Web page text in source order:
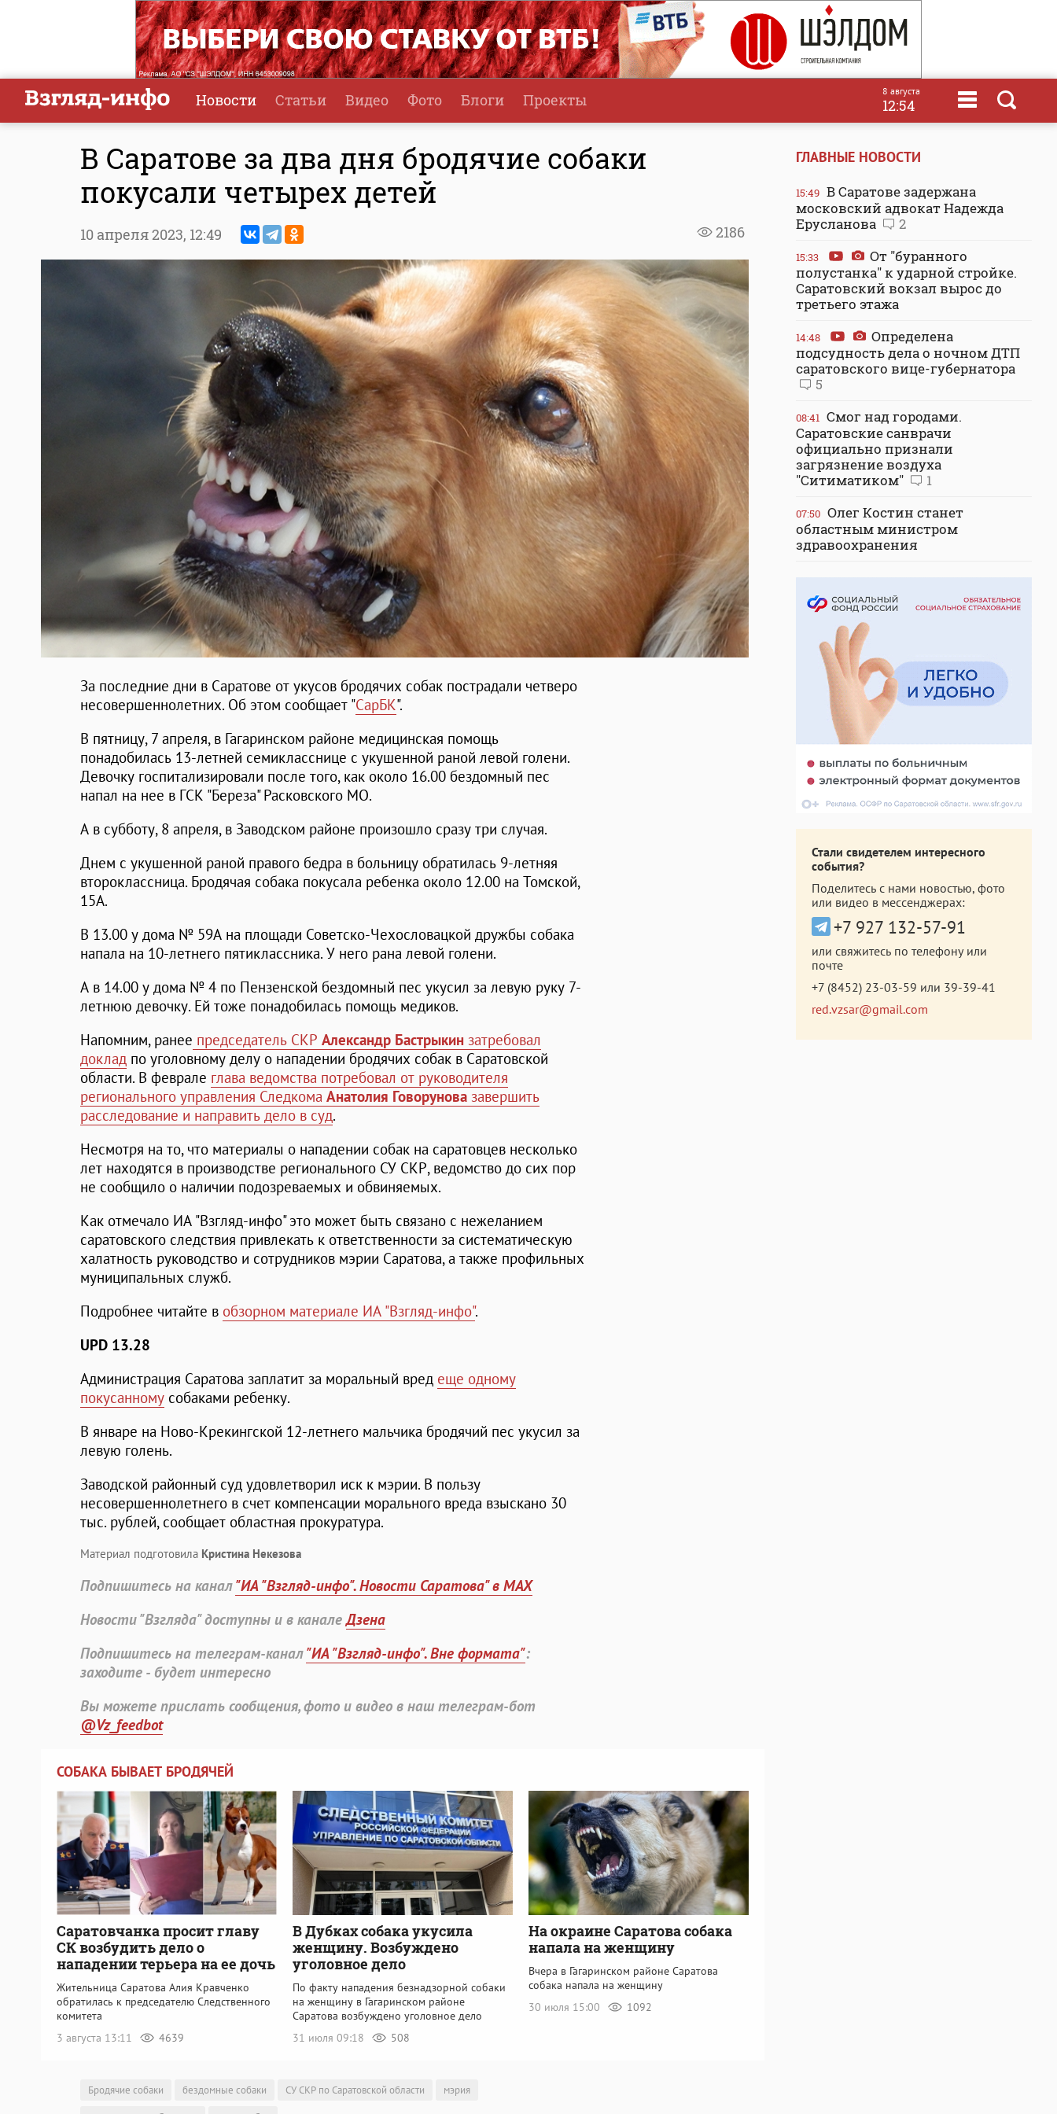
Новости Статьи Видео Фото Блоги Проекты 8 августа
12:54
В Саратове за два дня бродячие собаки
покусали четырех детей
2186
10 апреля 2023, 12:49
За последние дни в Саратове от укусов бродячих собак пострадали четверо
несовершеннолетних. Об этом сообщает "СарБК".
В пятницу, 7 апреля, в Гагаринском районе медицинская помощь
понадобилась 13-летней семикласснице с укушенной раной левой голени.
Девочку госпитализировали после того, как около 16.00 бездомный пес
напал на нее в ГСК "Береза" Расковского МО.
А в субботу, 8 апреля, в Заводском районе произошло сразу три случая.
Днем с укушенной раной правого бедра в больницу обратилась 9-летняя
второклассница. Бродячая собака покусала ребенка около 12.00 на Томской,
15А.
В 13.00 у дома № 59А на площади Советско-Чехословацкой дружбы собака
напала на 10-летнего пятиклассника. У него рана левой голени.
А в 14.00 у дома № 4 по Пензенской бездомный пес укусил за левую руку 7-
летнюю девочку. Ей тоже понадобилась помощь медиков.
Напомним, ранее председатель СКР Александр Бастрыкин затребовал
доклад по уголовному делу о нападении бродячих собак в Саратовской
области. В феврале глава ведомства потребовал от руководителя
регионального управления Следкома Анатолия Говорунова завершить
расследование и направить дело в суд.
Несмотря на то, что материалы о нападении собак на саратовцев несколько
лет находятся в производстве регионального СУ СКР, ведомство до сих пор
не сообщило о наличии подозреваемых и обвиняемых.
Как отмечало ИА "Взгляд-инфо" это может быть связано с нежеланием
саратовского следствия привлекать к ответственности за систематическую
халатность руководство и сотрудников мэрии Саратова, а также профильных
муниципальных служб.
Подробнее читайте в обзорном материале ИА "Взгляд-инфо".
UPD 13.28
Администрация Саратова заплатит за моральный вред еще одному
покусанному собаками ребенку.
В январе на Ново-Крекингской 12-летнего мальчика бродячий пес укусил за
левую голень.
Заводской районный суд удовлетворил иск к мэрии. В пользу
несовершеннолетнего в счет компенсации морального вреда взыскано 30
тыс. рублей, сообщает областная прокуратура.
Материал подготовила Кристина Некезова
Подпишитесь на канал"ИА "Взгляд-инфо". Новости Саратова" в MAX
Новости "Взгляда" доступны и в каналеДзена
Подпишитесь на телеграм-канал"ИА "Взгляд-инфо". Вне формата":
заходите - будет интересно
Вы можете прислать сообщения, фото и видео в наш телеграм-бот
@Vz_feedbot
СОБАКА БЫВАЕТ БРОДЯЧЕЙ
Саратовчанка просит главу
СК возбудить дело о
нападении терьера на ее дочь
Жительница Саратова Алия Кравченко
обратилась к председателю Следственного
комитета
3 августа 13:11
4639
В Дубках собака укусила
женщину. Возбуждено
уголовное дело
По факту нападения безнадзорной собаки
на женщину в Гагаринском районе
Саратова возбуждено уголовное дело
31 июля 09:18
508
На окраине Саратова собака
напала на женщину
Вчера в Гагаринском районе Саратова
собака напала на женщину
30 июля 15:00
1092
Бродячие собаки бездомные собаки СУ СКР по Саратовской области
мэрия
ГЛАВНЫЕ НОВОСТИ
15:49 В Саратове задержана
московский адвокат Надежда
Ерусланова
2
15:33
От "буранного
полустанка" к ударной стройке.
Саратовский вокзал вырос до
третьего этажа
14:48
Определена
подсудность дела о ночном ДТП
саратовского вице-губернатора
5
08:41 Смог над городами.
Саратовские санврачи
официально признали
загрязнение воздуха
"Ситиматиком"
1
07:50 Олег Костин станет
областным министром
здравоохранения
Стали свидетелем интересного
события?
Поделитесь с нами новостью, фото
или видео в мессенджерах:
+7 927 132-57-91
или свяжитесь по телефону или
почте
+7 (8452) 23-03-59 или 39-39-41
red.vzsar@gmail.com